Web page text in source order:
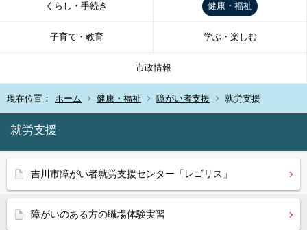
くらし・手続き 健康・福祉
子育て・教育 学ぶ・楽しむ
市政情報
現在位置： ホーム 健康・福祉 障がい者支援 就労支援
就労支援
吉川市障がい者就労支援センター「レゴリス」
障がいのある方の職場体験実習